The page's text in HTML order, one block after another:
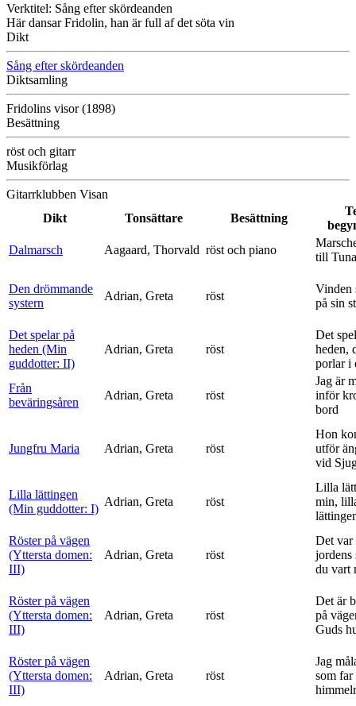
Verktitel: Sång efter skördeanden
Här dansar Fridolin, han är full af det söta vin
Dikt
Sång efter skördeanden
Diktsamling
Fridolins visor (1898)
Besättning
röst och gitarr
Musikförlag
Gitarrklubben Visan
Dikt
Tonsättare Besättning
Dalmarsch
Aagaard, Thorvald röst och piano
till Tuna
Den drömmande
systern
Adrian, Greta röst
Vinden
på sin
Det spelar på
heden (Min
guddotter: II)
Adrian, Greta röst
Det
heden,
porlar i
Från
beväringsåren
Adrian, Greta röst
Jag är
inför
bord
Jungfru Maria Adrian, Greta röst
Hon
utför
vid
Lilla lättingen
(Min guddotter: I)
Adrian, Greta röst
Lilla
min,
Röster på vägen
(Yttersta domen:
III)
Adrian, Greta röst
Det var
jordens
du vart
Röster på vägen
(Yttersta domen:
III)
Adrian, Greta röst
Det är
på
Guds
Röster på vägen
(Yttersta domen:
III)
Adrian, Greta röst
Jag
som